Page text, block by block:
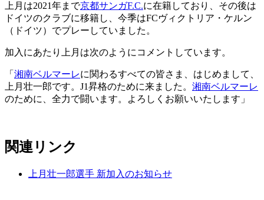
上月は2021年まで京都サンガF.C.に在籍しており、その後は
ドイツのクラブに移籍し、今季はFCヴィクトリア・ケルン
（ドイツ）でプレーしていました。
加入にあたり上月は次のようにコメントしています。
「 湘南ベルマーレに関わるすべての皆さま、はじめまして、
上月壮一郎です。J1昇格のために来ました。 湘南ベルマーレ
のために、全力で闘います。よろしくお願いいたします」
関連リンク
上月壮一郎選手 新加入のお知らせ